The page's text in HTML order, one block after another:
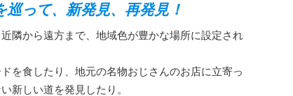
って、新発見、再発見！
近隣から遠方まで、地域色が豊かな場所に設定され
を食したり、地元の名物おじさんのお店に立寄っ
新しい道を発見したり。